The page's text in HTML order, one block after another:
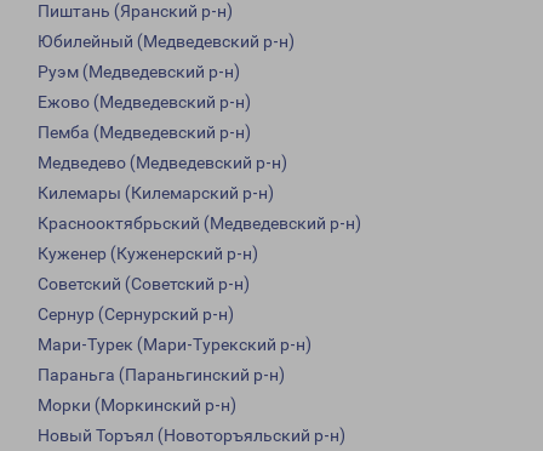
Пиштань (Яранский р-н)
Юбилейный (Медведевский р-н)
Руэм (Медведевский р-н)
Ежово (Медведевский р-н)
Пемба (Медведевский р-н)
Медведево (Медведевский р-н)
Килемары (Килемарский р-н)
Краснооктябрьский (Медведевский р-н)
Куженер (Куженерский р-н)
Советский (Советский р-н)
Сернур (Сернурский р-н)
Мари-Турек (Мари-Турекский р-н)
Параньга (Параньгинский р-н)
Морки (Моркинский р-н)
Новый Торъял (Новоторъяльский р-н)